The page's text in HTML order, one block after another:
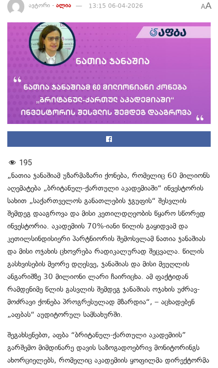
ავტორი - ალია 13:15 06-04-2026 AA
195
„ნათია ჯანაშიამ უზარმაზარი ქონება, რომელიც 60 მილიონს
აღემატება „ბრიტანულ-ქართული აკადემიაში“ ინვესტორის
სახით „საქართველოს განათლების ჯგუფის“ შესვლის
შემდეგ დააგროვა და მისი კეთილდღეობის წყარო სწორედ
ინვესტორია. აკადემიის 70%-იანი წილის გაყიდვამ და
კეთილსინდისიერი პარტნიორის შემოსვლამ ნათია ჯანაშიას
და მისი ოჯახის ცხოვრება რადიკალურად შეცვალა. წილის
გასხვისების მეორე დღესვე, ჯანაშიას და მისი მეუღლის
ანგარიშზე 30 მილიონი ლარი ჩაირიცხა. ამ ფაქტიდან
რამდენიმე წლის გასვლის შემდეგ ჯანაშიას ოჯახის უძრავ-
მოძრავი ქონება პროგრესულად მზარდია“, – აცხადებენ
„აფბას“ აუდიტორულ სამსახურში.
შეგახსენებთ, აფბა “ბრიტანულ-ქართული აკადემიის”
გარშემო მიმდინარე დავის საზოგადოებრივ მონიტორინგს
ახორციელებს, რომელიც აკადემიის ყოფილმა დირექტორმა